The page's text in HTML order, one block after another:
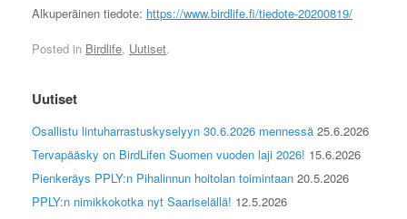
Alkuperäinen tiedote: https://www.birdlife.fi/tiedote-20200819/
Posted in Birdlife, Uutiset.
Uutiset
Osallistu lintuharrastuskyselyyn 30.6.2026 mennessä 25.6.2026
Tervapääsky on BirdLifen Suomen vuoden laji 2026! 15.6.2026
Pienkeräys PPLY:n Pihalinnun hoitolan toimintaan 20.5.2026
PPLY:n nimikkokotka nyt Saariselällä! 12.5.2026